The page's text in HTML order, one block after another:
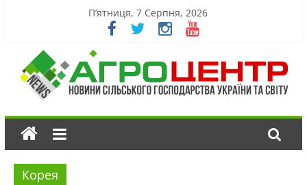
П’ятниця, 7 Серпня, 2026
Корея